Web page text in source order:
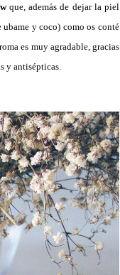
que, además de dejar la piel
y coco) como os conté
es muy agradable, gracias
y antisépticas.